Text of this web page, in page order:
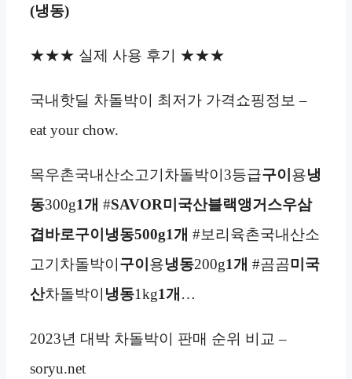
(냉동)
★★★ 실제 사용 후기 ★★★
국내핫딜 차돌박이 최저가 가격쇼핑정보 –
eat your chow.
목우촌국내산소고기차돌박이3등급구이 용냉
동300g1개 #SAVOR미국산블랙앵거스우삼
겹바로구이 냉동500g1개 #보리육촌국내산소
고기차돌박이 구이 용냉동200g1개 #곰곰미국
산차돌박이 냉동1kg1개 …
2023년 대박 차돌박이 판매 순위 비교 –
soryu.net